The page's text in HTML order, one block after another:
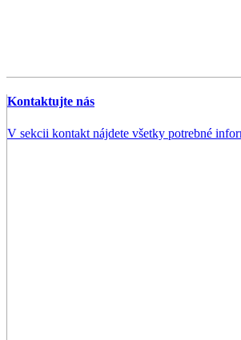
Kontaktujte nás
V sekcii kontakt nájdete všetky potrebné